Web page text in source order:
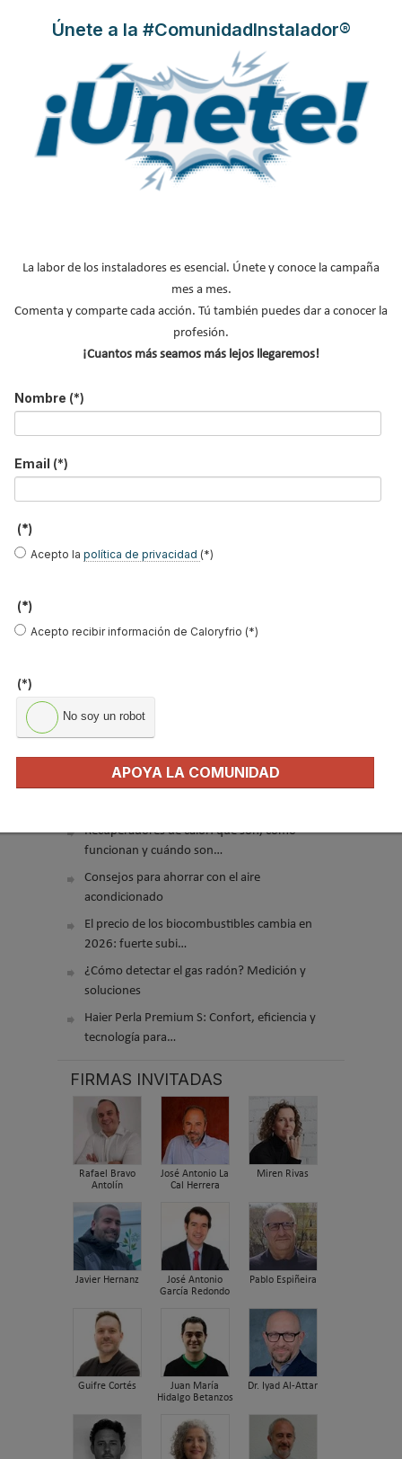
Hyundai presenta OCEAN, una gama capaz
de climatizar cualquier proyecto comercial
Suscríbete a
nuestros boletines
Apellidos
Email *
Acepto lapolítica de privacidad.
LO MÁS VISTO
Recuperadores de calor: qué son, cómo
funcionan y cuándo son…
Consejos para ahorrar con el aire
acondicionado
El precio de los biocombustibles cambia en
2026: fuerte subi…
¿Cómo detectar el gas radón? Medición y
soluciones
Haier Perla Premium S: Confort, eficiencia y
tecnología para…
FIRMAS INVITADAS
Rafael Bravo
Antolín
José Antonio La
Cal Herrera
Miren Rivas
Javier Hernanz
José Antonio
García Redondo
Pablo Espiñeira
Guifre Cortés
Juan María
Hidalgo Betanzos
Dr. Iyad Al-Attar
Únete a la #ComunidadInstalador®
La labor de los instaladores es esencial. Únete y conoce la campaña
mes a mes.
Comenta y comparte cada acción. Tú también puedes dar a conocer la
profesión.
¡Cuantos más seamos más lejos llegaremos!
Nombre (*)
Email (*)
(*)
Acepto la política de privacidad (*)
(*)
Acepto recibir información de Caloryfrio (*)
(*)
No soy un robot
APOYA LA COMUNIDAD